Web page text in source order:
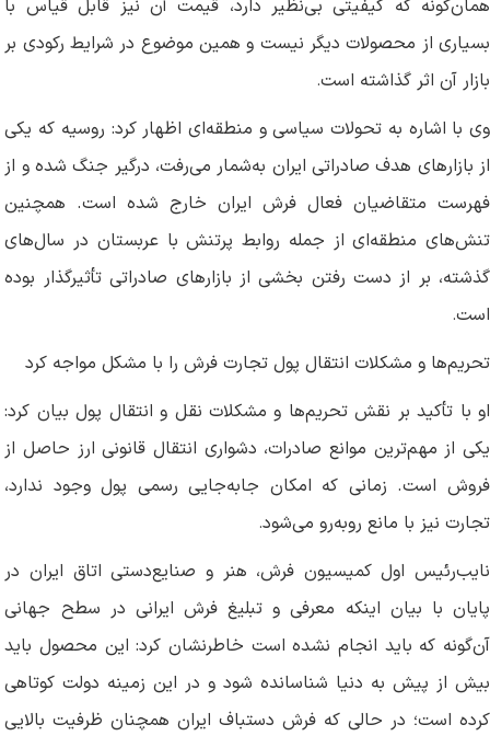
همان‌گونه که کیفیتی بی‌نظیر دارد، قیمت آن نیز قابل قیاس با
بسیاری از محصولات دیگر نیست و همین موضوع در شرایط رکودی بر
بازار آن اثر گذاشته است.
وی با اشاره به تحولات سیاسی و منطقه‌ای اظهار کرد: روسیه که یکی
از بازارهای هدف صادراتی ایران به‌شمار می‌رفت، درگیر جنگ شده و از
فهرست متقاضیان فعال فرش ایران خارج شده است. همچنین
تنش‌های منطقه‌ای از جمله روابط پرتنش با عربستان در سال‌های
گذشته، بر از دست رفتن بخشی از بازارهای صادراتی تأثیرگذار بوده
است.
تحریم‌ها و مشکلات انتقال پول تجارت فرش را با مشکل مواجه کرد
او با تأکید بر نقش تحریم‌ها و مشکلات نقل و انتقال پول بیان کرد:
یکی از مهم‌ترین موانع صادرات، دشواری انتقال قانونی ارز حاصل از
فروش است. زمانی که امکان جابه‌جایی رسمی پول وجود ندارد،
تجارت نیز با مانع روبه‌رو می‌شود.
نایب‌رئیس اول کمیسیون فرش، هنر و صنایع‌دستی اتاق ایران در
پایان با بیان اینکه معرفی و تبلیغ فرش ایرانی در سطح جهانی
آن‌گونه که باید انجام نشده است خاطرنشان کرد: این محصول باید
بیش از پیش به دنیا شناسانده شود و در این زمینه دولت کوتاهی
کرده است؛ در حالی که فرش دستباف ایران همچنان ظرفیت بالایی